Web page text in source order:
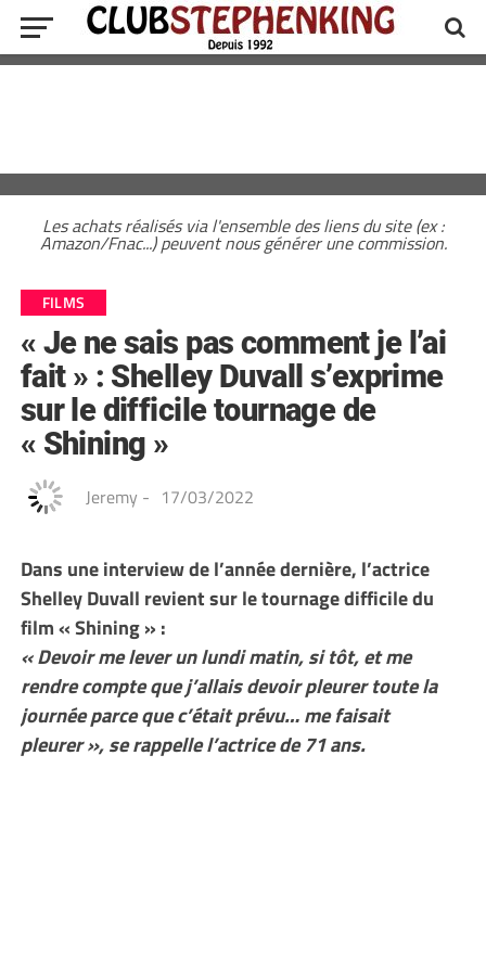
Les achats réalisés via l'ensemble des liens du site (ex :
Amazon/Fnac...) peuvent nous générer une commission.
FILMS
« Je ne sais pas comment je l’ai
fait » : Shelley Duvall s’exprime
sur le difficile tournage de
« Shining »
Jeremy - 17/03/2022
Dans une interview de l’année dernière, l’actrice
Shelley Duvall revient sur le tournage difficile du
film « Shining » :
« Devoir me lever un lundi matin, si tôt, et me
rendre compte que j’allais devoir pleurer toute la
journée parce que c’était prévu… me faisait
pleurer », se rappelle l’actrice de 71 ans.